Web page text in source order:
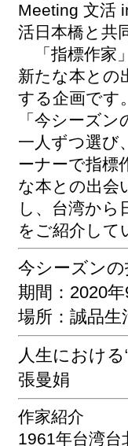
最
新
報
と
申
過
去
行
事
湾
の
本
連
リ
ン
ク
Meeting 文活
活日本橋と共
「指標作家
新たな本との
する企画です
「今シーズ
一人ずつ選び
ーナーで指標
な本との出会
し、台湾から
をご紹介して
今シーズン
期間：2020
場所：誠品生
人生におけ
張曼娟
作家紹介
1961年台湾台